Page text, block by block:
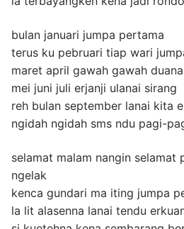
bulan januari jumpa pertama
terus ku pebruari tiap wari
maret april gawah gawah duana
mei juni juli erjanji ulanai sirang
reh bulan september lanai kita
ngidah ngidah sms ndu pagi-
selamat malam nangin selamat
ngelak
kenca gundari ma iting jumpa
la lit alasenna lanai tendu